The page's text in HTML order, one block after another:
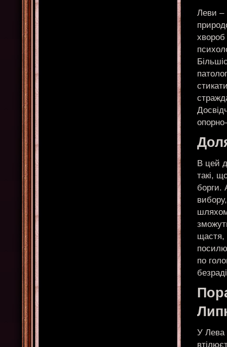
Леви –
В цей
такі,
борги.
щастя,
по
У Лева